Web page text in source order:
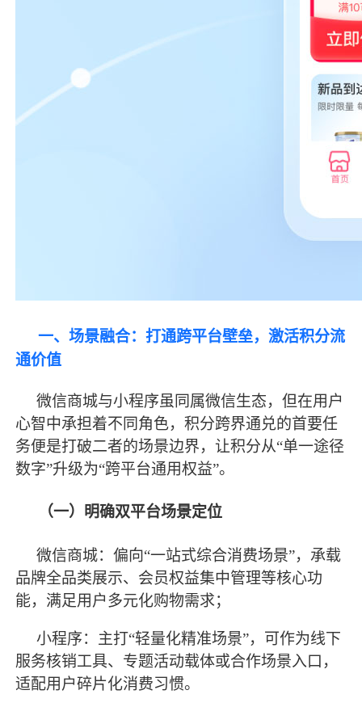
一、场景融合：打通跨平台壁垒，激活积分流
通价值
微信商城与小程序虽同属微信生态，但在用户
心智中承担着不同角色，积分跨界通兑的首要任
务便是打破二者的场景边界，让积分从“单一途径
数字”升级为“跨平台通用权益”。
（一）明确双平台场景定位
微信商城：偏向“一站式综合消费场景”，承载
品牌全品类展示、会员权益集中管理等核心功
能，满足用户多元化购物需求；
小程序：主打“轻量化精准场景”，可作为线下
服务核销工具、专题活动载体或合作场景入口，
适配用户碎片化消费习惯。